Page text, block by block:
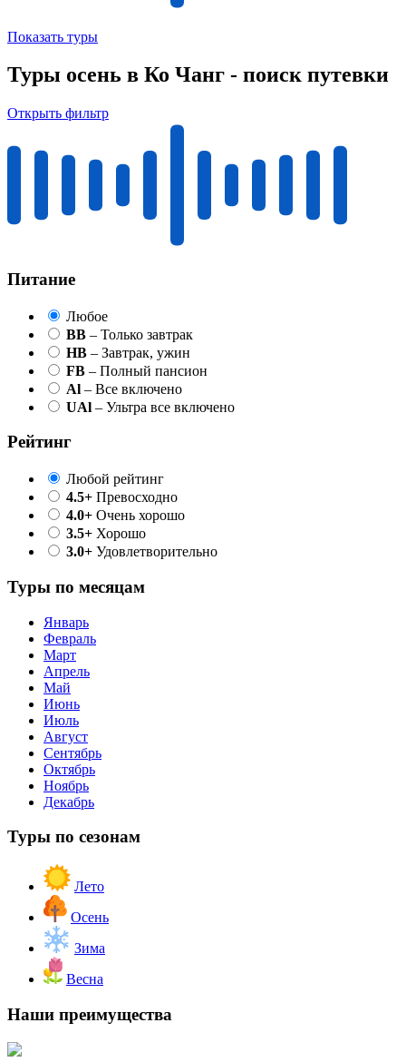
Показать туры
Туры осень в Ко Чанг - поиск путевки
Открыть фильтр
Питание
Любое
BB – Только завтрак
HB – Завтрак, ужин
FB – Полный пансион
Al – Все включено
UAl – Ультра все включено
Рейтинг
Любой рейтинг
4.5+ Превосходно
4.0+ Очень хорошо
3.5+ Хорошо
3.0+ Удовлетворительно
Туры по месяцам
Январь
Февраль
Март
Апрель
Май
Июнь
Июль
Август
Сентябрь
Октябрь
Ноябрь
Декабрь
Туры по сезонам
Лето
Осень
Зима
Весна
Наши преимущества